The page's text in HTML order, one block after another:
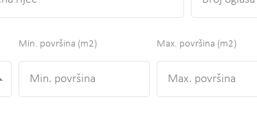
Min. površina (m2) Max. površina (m2)